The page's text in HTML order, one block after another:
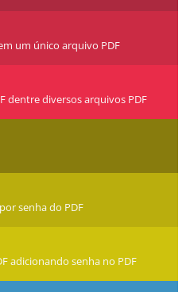
um único arquivo PDF
dentre diversos arquivos PDF
senha do PDF
adicionando senha no PDF